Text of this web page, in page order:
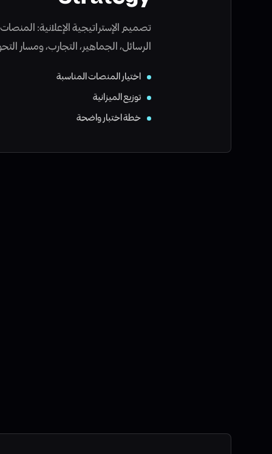
تصميم الإستراتيجية الإعلانية: المنصات،
الرسائل، الجماهير، التجارب، ومسار
اختيار المنصات المناسبة
توزيع الميزانية
خطة اختبار واضحة